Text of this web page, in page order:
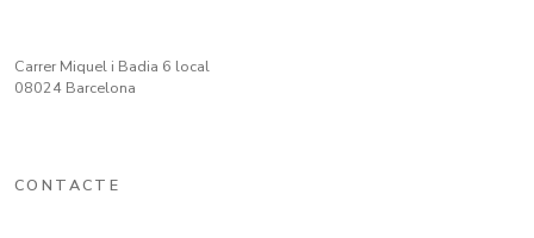
Carrer Miquel i Badia 6 local
08024 Barcelona
CONTACTE